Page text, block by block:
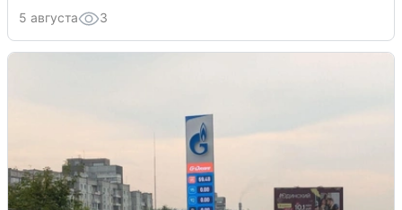
5 августа 3